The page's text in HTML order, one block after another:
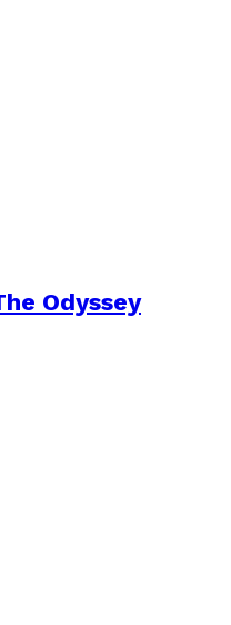
Odyssey